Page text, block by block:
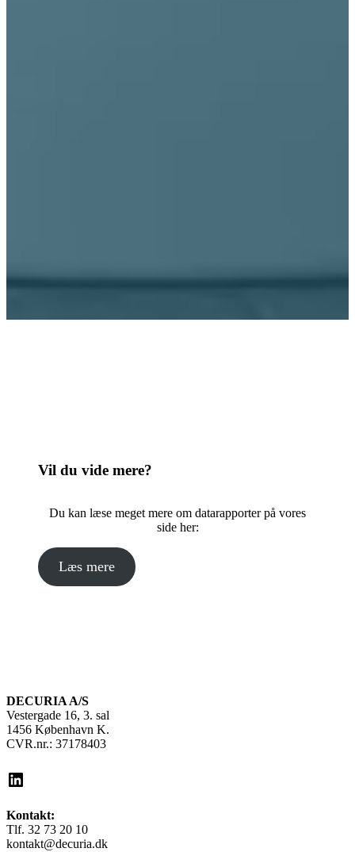
Vil du vide mere?
Du kan læse meget mere om datarapporter på vores
side her:
Læs mere
DECURIA A/S
Vestergade 16, 3. sal
1456 København K.
CVR.nr.: 37178403
LinkedIn
Kontakt:
Tlf. 32 73 20 10
kontakt@decuria.dk